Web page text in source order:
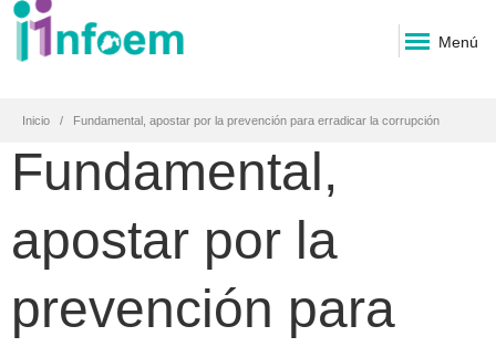
Menú
Inicio Fundamental, apostar por la prevención para erradicar la corrupción
Fundamental,
apostar por la
prevención para